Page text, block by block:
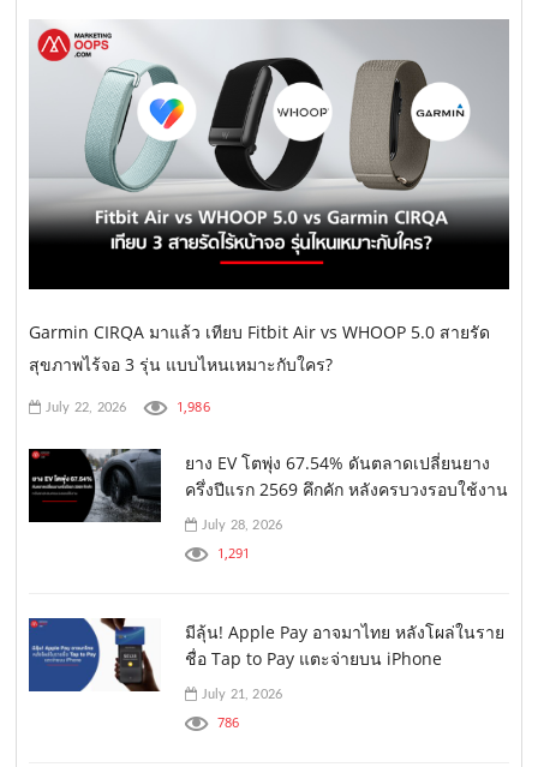
Garmin CIRQA มาแล้ว เทียบ Fitbit Air vs WHOOP 5.0 สายรัด
สุขภาพไร้จอ 3 รุ่น แบบไหนเหมาะกับใคร?
July 22, 2026 1,986
ยาง EV โตพุ่ง 67.54% ดันตลาดเปลี่ยนยาง
ครึ่งปีแรก 2569 คึกคัก หลังครบวงรอบใช้งาน
July 28, 2026
1,291
มีลุ้น! Apple Pay อาจมาไทย หลังโผล่ในราย
ชื่อ Tap to Pay แตะจ่ายบน iPhone
July 21, 2026
786